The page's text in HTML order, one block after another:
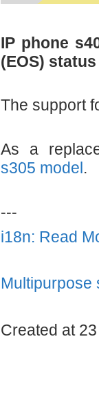
IP phone
(EOS)
The support
As a
s305 model.
---
i18n: Read
Multipurpose
Created at